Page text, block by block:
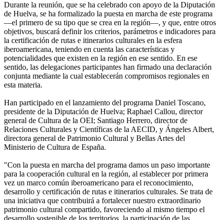
Durante la reunión, que se ha celebrado con apoyo de la Diputación
de Huelva, se ha formalizado la puesta en marcha de este programa
—el primero de su tipo que se crea en la región—, y que, entre otros
objetivos, buscará definir los criterios, parámetros e indicadores para
la certificación de rutas e itinerarios culturales en la esfera
iberoamericana, teniendo en cuenta las características y
potencialidades que existen en la región en ese sentido. En ese
sentido, las delegaciones participantes han firmado una declaración
conjunta mediante la cual establecerán compromisos regionales en
esta materia.
Han participado en el lanzamiento del programa Daniel Toscano,
presidente de la Diputación de Huelva; Raphael Callou, director
general de Cultura de la OEI; Santiago Herrero, director de
Relaciones Culturales y Científicas de la AECID, y Ángeles Albert,
directora general de Patrimonio Cultural y Bellas Artes del
Ministerio de Cultura de España.
"Con la puesta en marcha del programa damos un paso importante
para la cooperación cultural en la región, al establecer por primera
vez un marco común iberoamericano para el reconocimiento,
desarrollo y certificación de rutas e itinerarios culturales. Se trata de
una iniciativa que contribuirá a fortalecer nuestro extraordinario
patrimonio cultural compartido, favoreciendo al mismo tiempo el